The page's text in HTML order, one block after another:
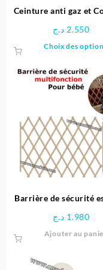
Ceinture anti gaz et
2.550 د.ج
Choix des
Barrière de sécurité
1.980 د.ج
Ajouter au